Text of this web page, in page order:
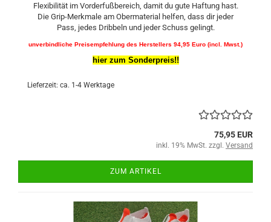
Flexibilität im Vorderfußbereich, damit du gute Haftung hast.
Die Grip-Merkmale am Obermaterial helfen, dass dir jeder
Pass, jedes Dribbeln und jeder Schuss gelingt.
unverbindliche Preisempfehlung des Herstellers 94,95 Euro (incl. Mwst.)
hier zum Sonderpreis!!
Lieferzeit: ca. 1-4 Werktage
75,95 EUR
inkl. 19% MwSt. zzgl. Versand
ZUM ARTIKEL